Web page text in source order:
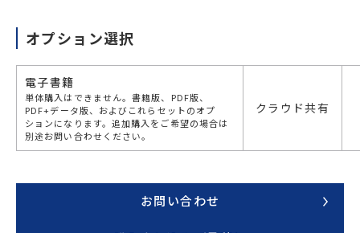
オプション選択
電子書籍
単体購入はできません。書籍版、PDF版、
PDF+データ版、およびこれらセットのオプ
ションになります。追加購入をご希望の場合は
別途お問い合わせください。
クラウド共有
お問い合わせ